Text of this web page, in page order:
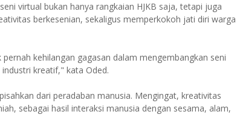
virtual bukan hanya rangkaian HJKB saja, tetapi juga
berkesenian, sekaligus memperkokoh jati diri warga
kehilangan gagasan dalam mengembangkan seni
kreatif," kata Oded.
dari peradaban manusia. Mengingat, kreativitas
sebagai hasil interaksi manusia dengan sesama, alam,